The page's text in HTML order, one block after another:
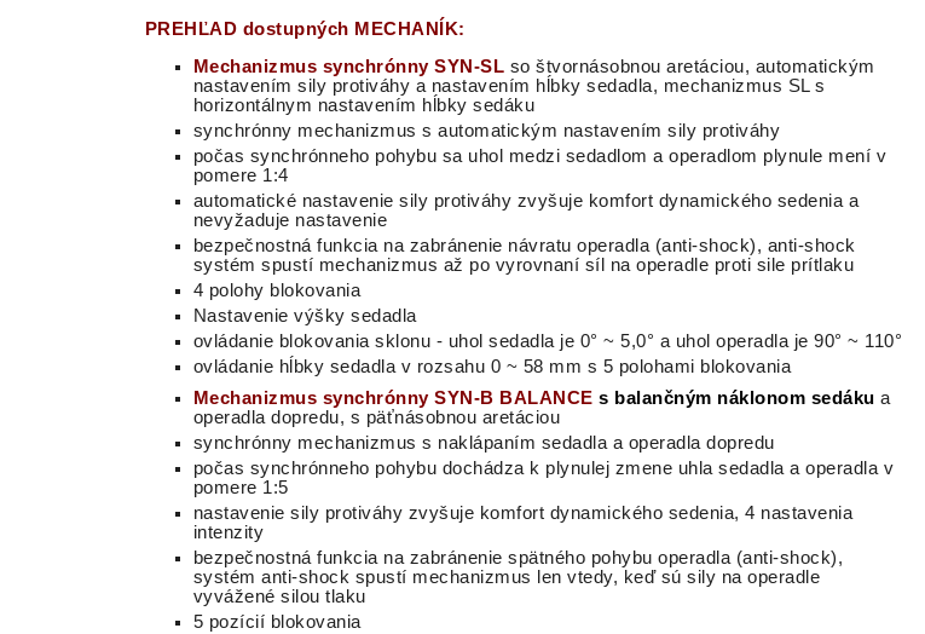
PREHĽAD dostupných MECHANÍK:
Mechanizmus synchrónnySYN -SL so štvornásobnou aretáciou, automatickým
nastavením sily protiváhy a nastavením hĺbky sedadla, mechanizmus SL s
horizontálnym nastavením hĺbky sedáku
synchrónny mechanizmus s automatickým nastavením sily protiváhy
počas synchrónneho pohybu sa uhol medzi sedadlom a operadlom plynule mení v
pomere 1:4
automatické nastavenie sily protiváhy zvyšuje komfort dynamického sedenia a
nevyžaduje nastavenie
bezpečnostná funkcia na zabránenie návratu operadla (anti-shock), anti-shock
systém spustí mechanizmus až po vyrovnaní síl na operadle proti sile prítlaku
4 polohy blokovania
Nastavenie výšky sedadla
ovládanie blokovania sklonu - uhol sedadla je 0° ~ 5,0° a uhol operadla je 90° ~ 110°
ovládanie hĺbky sedadla v rozsahu 0 ~ 58 mm s 5 polohami blokovania
Mechanizmus synchrónnySYN -B BALANCE s balančným náklonom sedáku a
operadla dopredu, s päťnásobnou aretáciou
synchrónny mechanizmus s naklápaním sedadla a operadla dopredu
počas synchrónneho pohybu dochádza k plynulej zmene uhla sedadla a operadla v
pomere 1:5
nastavenie sily protiváhy zvyšuje komfort dynamického sedenia, 4 nastavenia
intenzity
bezpečnostná funkcia na zabránenie spätného pohybu operadla (anti-shock),
systém anti-shock spustí mechanizmus len vtedy, keď sú sily na operadle
vyvážené silou tlaku
5 pozícií blokovania